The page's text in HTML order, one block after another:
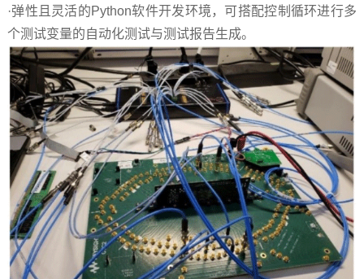
·弹性且灵活的Python软件开发环境，可搭配控制循环进行多
个测试变量的自动化测试与测试报告生成。